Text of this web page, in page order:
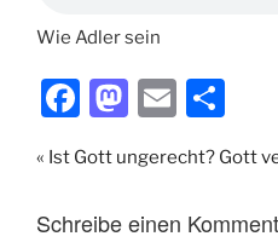
Wie Adler sein
F
a
c
e
M
st
o
E
m
ai
l
ei
le
n
« Ist Gott ungerecht? Gott
Schreibe einen